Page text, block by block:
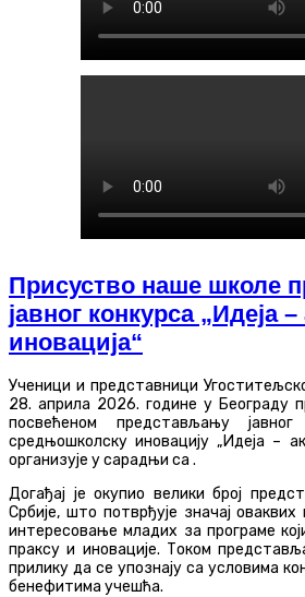
Присуство наше школе
јавног конкурса „Идеја –
иновација“
Ученици и представници
28. априла 2026. године у Београду
посвећеном представљању
средњошколску иновацију „Идеја –
организује у сарадњи са .
Догађај је окупио велики број
Србије, што потврђује значај
интересовање младих за програме
праксу и иновације. Током
прилику да се упознају са условима
бенефитима учешћа.